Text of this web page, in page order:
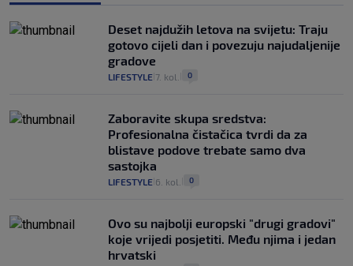
Deset najdužih letova na svijetu: Traju
gotovo cijeli dan i povezuju najudaljenije
gradove
LIFESTYLE 7. kol. 0
Zaboravite skupa sredstva:
Profesionalna čistačica tvrdi da za
blistave podove trebate samo dva
sastojka
LIFESTYLE 6. kol. 0
Ovo su najbolji europski "drugi gradovi"
koje vrijedi posjetiti. Među njima i jedan
hrvatski